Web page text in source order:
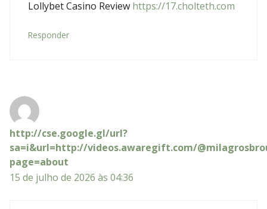
Lollybet Casino Review https://17.cholteth.com
Responder
http://cse.google.gl/url?
sa=i&url=http://videos.awaregift.com/
page=about
15 de julho de 2026 às 04:36